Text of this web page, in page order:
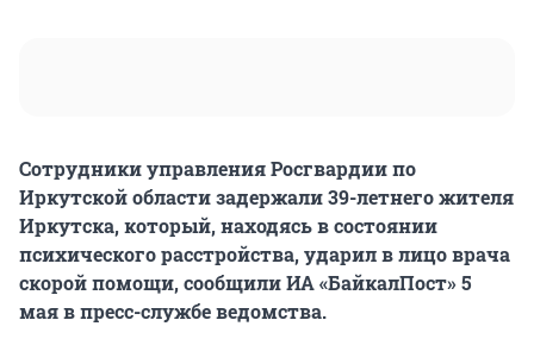
Сотрудники управления Росгвардии по
Иркутской области задержали 39-летнего жителя
Иркутска, который, находясь в состоянии
психического расстройства, ударил в лицо врача
скорой помощи, сообщили ИА «БайкалПост» 5
мая в пресс-службе ведомства.